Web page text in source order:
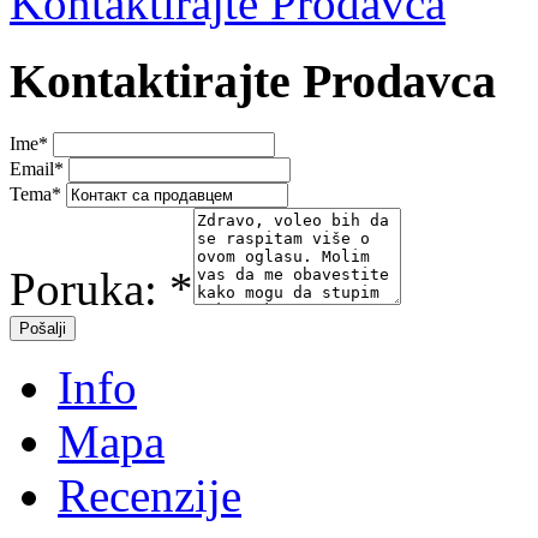
Kontaktirajte Prodavca
Ime*
Email*
Tema*
Poruka: *
Info
Mapa
Recenzije